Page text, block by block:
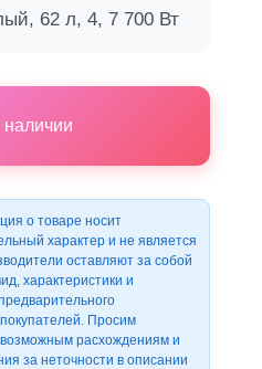
62 л, 4, 7 700 Вт
наличии
о товаре носит
характер и не является
оставляют за собой
характеристики и
Просим
расхождениям и
за неточности в описании